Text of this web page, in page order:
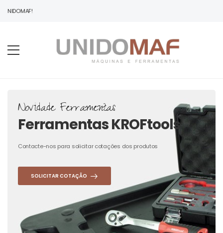
Novidade Ferramentas
Ferramentas KROFtools
Contacte-nos para solicitar cotações dos produtos
SOLICITAR COTAÇÃO